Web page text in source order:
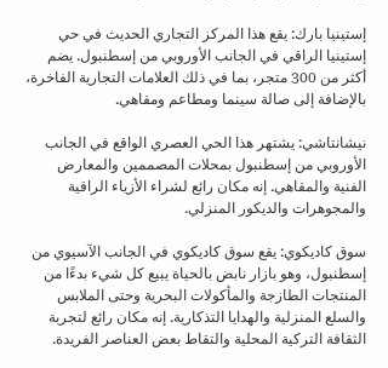
إستينيا بارك: يقع هذا المركز التجاري الحديث في حي
إستينيا الراقي في الجانب الأوروبي من إسطنبول. يضم
أكثر من 300 متجر، بما في ذلك العلامات التجارية الفاخرة،
بالإضافة إلى صالة سينما ومطاعم ومقاهي.
نيشانتاشي: يشتهر هذا الحي العصري الواقع في الجانب
الأوروبي من إسطنبول بمحلات المصممين والمعارض
الفنية والمقاهي. إنه مكان رائع لشراء الأزياء الراقية
والمجوهرات والديكور المنزلي.
سوق كاديكوي: يقع سوق كاديكوي في الجانب الآسيوي من
إسطنبول، وهو بازار نابض بالحياة يبيع كل شيء بدءًا من
المنتجات الطازجة والمأكولات البحرية وحتى الملابس
والسلع المنزلية والهدايا التذكارية. إنه مكان رائع لتجربة
الثقافة التركية المحلية والتقاط بعض العناصر الفريدة.